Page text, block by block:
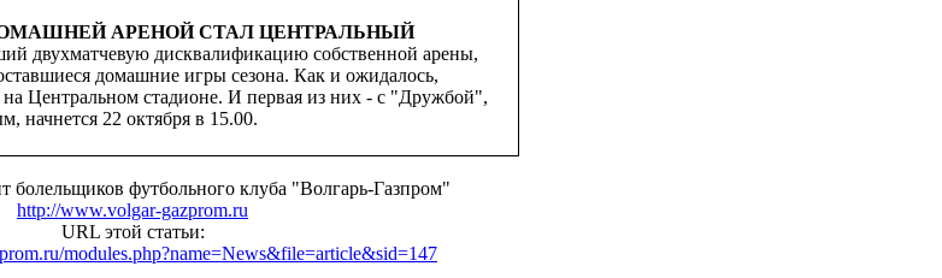
АРЕНОЙ СТАЛ ЦЕНТРАЛЬНЫЙ
двухматчевую дисквалификацию собственной арены,
домашние игры сезона. Как и ожидалось,
на Центральном стадионе. И первая из них - с "Дружбой",
начнется 22 октября в 15.00.
болельщиков футбольного клуба "Волгарь-Газпром"
http://www.volgar-gazprom.ru
URL этой статьи:
modules.php?name=News&file=article&sid=147